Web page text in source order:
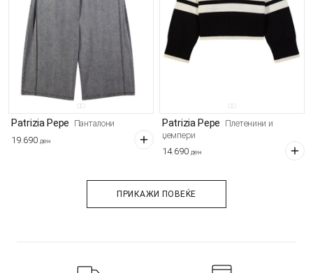
Patrizia Pepe Панталони
19.690 ден
Patrizia Pepe Плетенини и
џемпери
14.690 ден
ПРИКАЖИ ПОВЕЌЕ